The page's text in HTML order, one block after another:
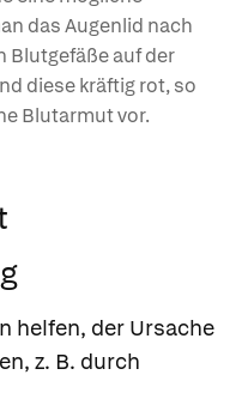
das Augenlid nach
Blutgefäße auf der
diese kräftig rot, so
Blutarmut vor.
helfen, der Ursache
z. B. durch